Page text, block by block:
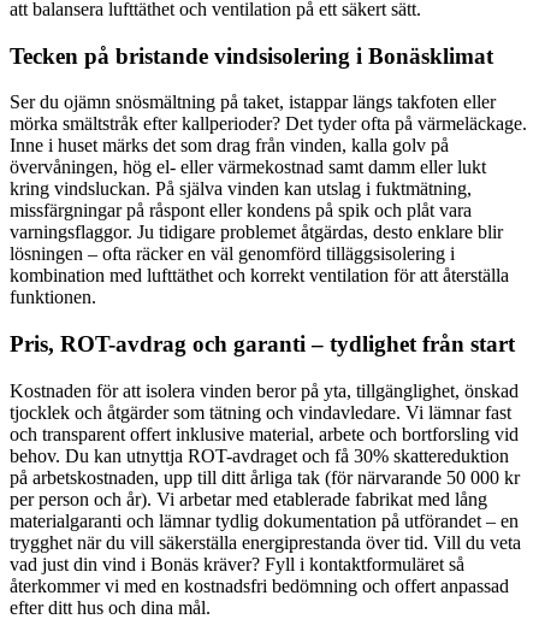
att balansera lufttäthet och ventilation på ett säkert sätt.
Tecken på bristande vindsisolering i Bonäsklimat
Ser du ojämn snösmältning på taket, istappar längs takfoten eller
mörka smältstråk efter kallperioder? Det tyder ofta på värmeläckage.
Inne i huset märks det som drag från vinden, kalla golv på
övervåningen, hög el- eller värmekostnad samt damm eller lukt
kring vindsluckan. På själva vinden kan utslag i fuktmätning,
missfärgningar på råspont eller kondens på spik och plåt vara
varningsflaggor. Ju tidigare problemet åtgärdas, desto enklare blir
lösningen – ofta räcker en väl genomförd tilläggsisolering i
kombination med lufttäthet och korrekt ventilation för att återställa
funktionen.
Pris, ROT-avdrag och garanti – tydlighet från start
Kostnaden för att isolera vinden beror på yta, tillgänglighet, önskad
tjocklek och åtgärder som tätning och vindavledare. Vi lämnar fast
och transparent offert inklusive material, arbete och bortforsling vid
behov. Du kan utnyttja ROT-avdraget och få 30% skattereduktion
på arbetskostnaden, upp till ditt årliga tak (för närvarande 50 000 kr
per person och år). Vi arbetar med etablerade fabrikat med lång
materialgaranti och lämnar tydlig dokumentation på utförandet – en
trygghet när du vill säkerställa energiprestanda över tid. Vill du veta
vad just din vind i Bonäs kräver? Fyll i kontaktformuläret så
återkommer vi med en kostnadsfri bedömning och offert anpassad
efter ditt hus och dina mål.